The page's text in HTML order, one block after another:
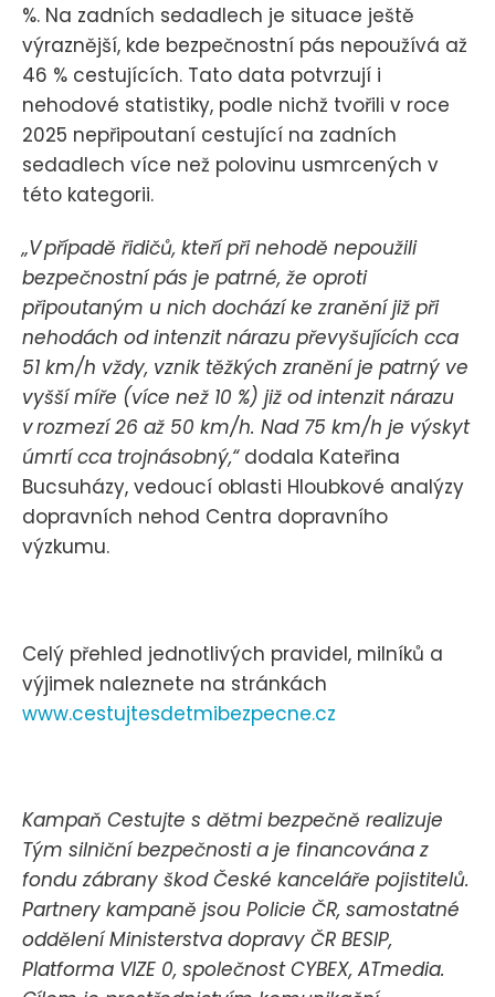
%. Na zadních sedadlech je situace ještě
výraznější, kde bezpečnostní pás nepoužívá až
46 % cestujících. Tato data potvrzují i
nehodové statistiky, podle nichž tvořili v roce
2025 nepřipoutaní cestující na zadních
sedadlech více než polovinu usmrcených v
této kategorii.
„V případě řidičů, kteří při nehodě nepoužili
bezpečnostní pás je patrné, že oproti
připoutaným u nich dochází ke zranění již při
nehodách od intenzit nárazu převyšujících cca
51 km/h vždy, vznik těžkých zranění je patrný ve
vyšší míře (více než 10 %) již od intenzit nárazu
v rozmezí 26 až 50 km/h. Nad 75 km/h je výskyt
úmrtí cca trojnásobný,“dodala Kateřina
Bucsuházy, vedoucí oblasti Hloubkové analýzy
dopravních nehod Centra dopravního
výzkumu.
Celý přehled jednotlivých pravidel, milníků a
výjimek naleznete na stránkách
www.cestujtesdetmibezpecne.cz
Kampaň Cestujte s dětmi bezpečně realizuje
Tým silniční bezpečnosti a je financována z
fondu zábrany škod České kanceláře pojistitelů.
Partnery kampaně jsou Policie ČR, samostatné
oddělení Ministerstva dopravy ČR BESIP,
Platforma VIZE 0, společnost CYBEX, ATmedia.